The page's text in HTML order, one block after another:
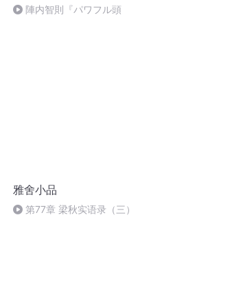
陣内智則『パワフル頭
雅舍小品
第77章 梁秋实语录（三）